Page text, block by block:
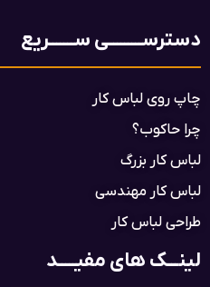
دسترســـــــــی ســـــــریع
چاپ روی لباس کار
چرا حاکوب؟
لباس کار بزرگ
لباس کار مهندسی
طراحی لباس کار
لینـــک های مفیـــــد